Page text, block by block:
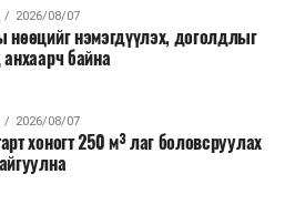
тусгажээ.
нь бохир ус цэвэрлэх
байгаль орчинд аюулгүй
эзлэхүүнийг эрс бууруулах
температурт шатааснаар
хувиар буурч, бактери, вирус
бичил биетнийг устгах
2026/08/07
нөөцийг нэмэгдүүлэх, доголдлыг
байна
2026/08/07
хоногт 250 м³ лаг боловсруулах